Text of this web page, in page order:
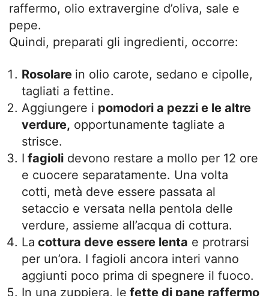
raffermo, olio extravergine d’oliva, sale e
pepe.
Quindi, preparati gli ingredienti, occorre:
Rosolare in olio carote, sedano e cipolle,
tagliati a fettine.
Aggiungere i pomodori a pezzi e le altre
verdure, opportunamente tagliate a
strisce.
I fagioli devono restare a mollo per 12 ore
e cuocere separatamente. Una volta
cotti, metà deve essere passata al
setaccio e versata nella pentola delle
verdure, assieme all’acqua di cottura.
La cottura deve essere lenta e protrarsi
per un’ora. I fagioli ancora interi vanno
aggiunti poco prima di spegnere il fuoco.
In una zuppiera, le fette di pane raffermo